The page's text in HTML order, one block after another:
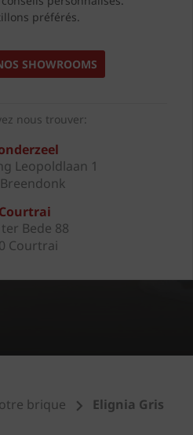
préférés.
SHOWROOMS
nous trouver:
Leopoldlaan 1
Courtrai
Bede 88
Courtrai
brique
Elignia Gris